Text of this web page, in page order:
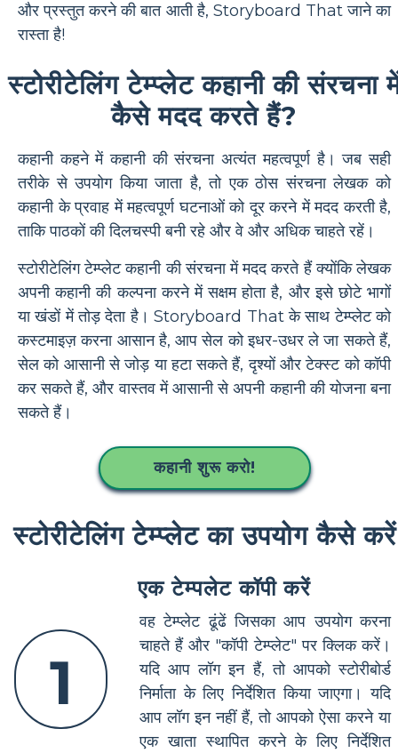
और प्रस्तुत करने की बात आती है, Storyboard That जाने का
रास्ता है!
स्टोरीटेलिंग टेम्प्लेट कहानी की संरचना
कैसे मदद करते हैं?
कहानी कहने में कहानी की संरचना अत्यंत महत्वपूर्ण है। जब सही
तरीके से उपयोग किया जाता है, तो एक ठोस संरचना लेखक को
कहानी के प्रवाह में महत्वपूर्ण घटनाओं को दूर करने में मदद करती है,
ताकि पाठकों की दिलचस्पी बनी रहे और वे और अधिक चाहते रहें।
स्टोरीटेलिंग टेम्प्लेट कहानी की संरचना में मदद करते हैं क्योंकि लेखक
अपनी कहानी की कल्पना करने में सक्षम होता है, और इसे छोटे भागों
या खंडों में तोड़ देता है। Storyboard That के साथ टेम्प्लेट को
कस्टमाइज़ करना आसान है, आप सेल को इधर-उधर ले जा सकते हैं,
सेल को आसानी से जोड़ या हटा सकते हैं, दृश्यों और टेक्स्ट को कॉपी
कर सकते हैं, और वास्तव में आसानी से अपनी कहानी की योजना बना
सकते हैं।
कहानी शुरू करो!
स्टोरीटेलिंग टेम्प्लेट का उपयोग कैसे करें
1
एक टेम्पलेट कॉपी करें
वह टेम्प्लेट ढूंढें जिसका आप उपयोग करना
चाहते हैं और "कॉपी टेम्प्लेट" पर क्लिक करें।
यदि आप लॉग इन हैं, तो आपको स्टोरीबोर्ड
निर्माता के लिए निर्देशित किया जाएगा। यदि
आप लॉग इन नहीं हैं, तो आपको ऐसा करने या
एक खाता स्थापित करने के लिए निर्देशित